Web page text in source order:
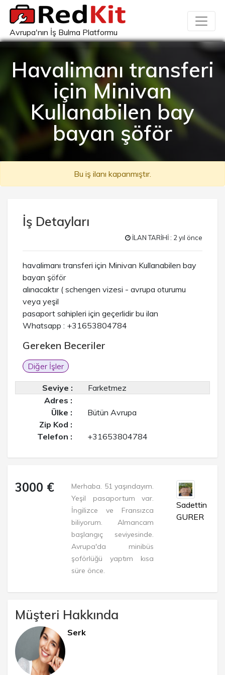
Avrupa'nın İş Bulma Platformu
Havalimanı transferi
için Minivan
Kullanabilen bay
bayan şöför
Bu iş ilanı kapanmıştır.
İş Detayları
İLAN TARİHİ : 2 yıl önce
havalimanı transferi için Minivan Kullanabilen bay
bayan şöför
alınacaktır ( schengen vizesi - avrupa oturumu
veya yeşil
pasaport sahipleri için geçerlidir bu ilan
Whatsapp : +31653804784
Gereken Beceriler
Diğer İşler
Seviye :
Farketmez
Adres :
Ülke :
Bütün Avrupa
Zip Kod :
Telefon :
+31653804784
3000 €
Merhaba. 51 yaşındayım.
Yeşil pasaportum var.
İngilizce ve Fransızca
biliyorum. Almancam
başlangıç seviyesinde.
Avrupa'da minibüs
şoförlüğü yaptım kısa
süre önce.
Sadettin
GURER
Müşteri Hakkında
Serk